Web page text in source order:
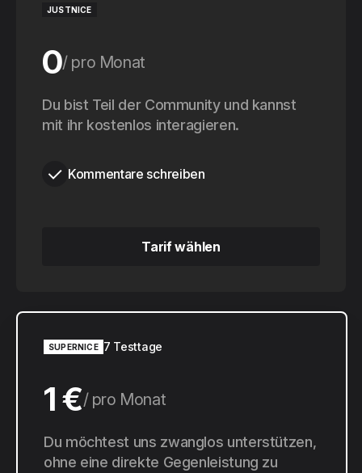
JUSTNICE
0 pro Monat
0 pro Jahr
Du bist Teil der Community und kannst
mit ihr kostenlos interagieren.
Kommentare schreiben
Tarif wählen
SUPERNICE 7 Testtage
1 € pro Monat
10 € pro Jahr
Du möchtest uns zwanglos unterstützen,
ohne eine direkte Gegenleistung zu